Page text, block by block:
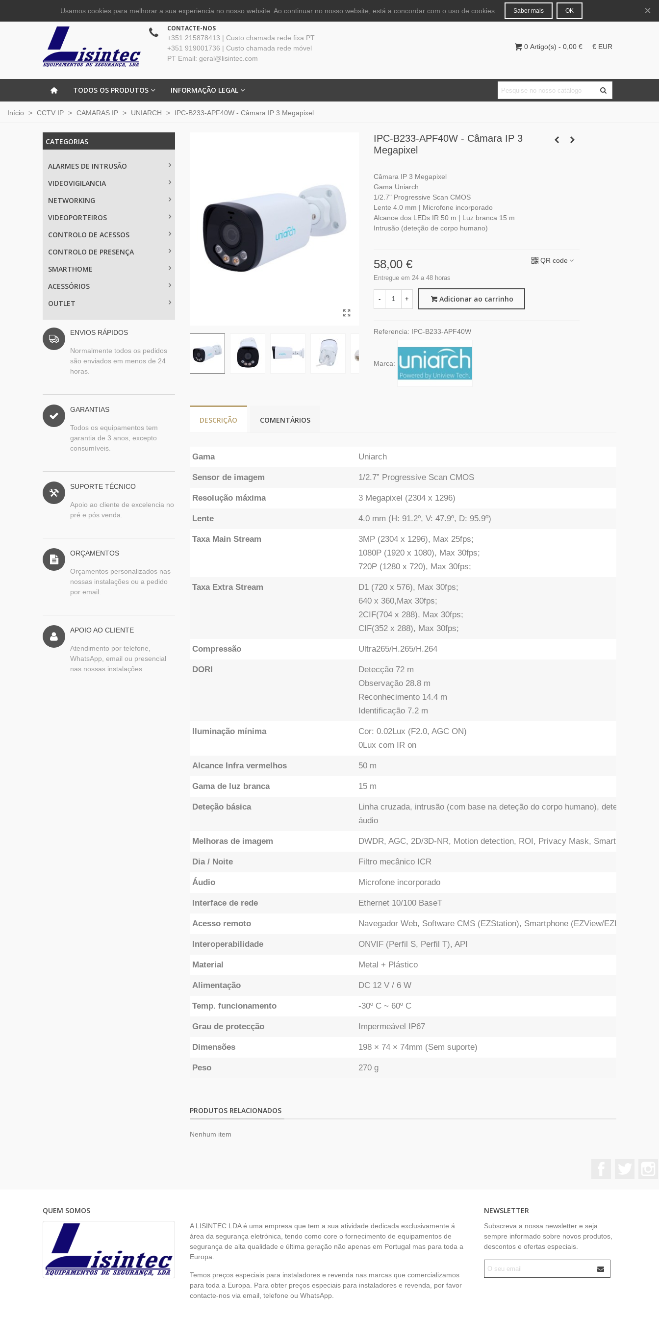
Português
CONTACTE-NOS
+351 215878413 | Custo chamada rede fixa PT
+351 919001736 | Custo chamada rede móvel
PT Email: geral@lisintec.com
0 Artigo(s) - 0,00 € € EUR
TODOS OS PRODUTOS INFORMAÇÃO LEGAL
Início > CCTV IP > CAMARAS IP > UNIARCH > IPC-B233-APF40W - Câmara IP 3 Megapixel
CATEGORIAS
ALARMES DE INTRUSÂO
VIDEOVIGILANCIA
NETWORKING
VIDEOPORTEIROS
CONTROLO DE ACESSOS
CONTROLO DE PRESENÇA
SMARTHOME
ACESSÓRIOS
OUTLET
ENVIOS RÁPIDOS
Normalmente todos os pedidos
são enviados em menos de 24
horas.
GARANTIAS
Todos os equipamentos tem
garantia de 3 anos, excepto
consumíveis.
SUPORTE TÉCNICO
Apoio ao cliente de excelencia no
pré e pós venda.
ORÇAMENTOS
Orçamentos personalizados nas
nossas instalações ou a pedido
por email.
APOIO AO CLIENTE
Atendimento por telefone,
WhatsApp, email ou presencial
nas nossas instalações.
IPC-B233-APF40W - Câmara IP 3
Megapixel
Câmara IP 3 Megapixel
Gama Uniarch
1/2.7" Progressive Scan CMOS
Lente 4.0 mm | Microfone incorporado
Alcance dos LEDs IR 50 m | Luz branca 15 m
Intrusão (deteção de corpo humano)
58,00 €
Entregue em 24 a 48 horas
QR code
- + Adicionar ao carrinho
Referencia: IPC-B233-APF40W
Marca:
DESCRIÇÃO COMENTÁRIOS
Gama Uniarch
Sensor de imagem 1/2.7” Progressive Scan CMOS
Resolução máxima 3 Megapixel (2304 x 1296)
Lente 4.0 mm (H: 91.2º, V: 47.9º, D: 95.9º)
Taxa Main Stream
3MP (2304 x 1296), Max 25fps;
1080P (1920 x 1080), Max 30fps;
720P (1280 x 720), Max 30fps;
Taxa Extra Stream
D1 (720 x 576), Max 30fps;
640 x 360,Max 30fps;
2CIF(704 x 288), Max 30fps;
CIF(352 x 288), Max 30fps;
Compressão Ultra265/H.265/H.264
DORI
Detecção 72 m
Observação 28.8 m
Reconhecimento 14.4 m
Identificação 7.2 m
Iluminação mínima
Cor: 0.02Lux (F2.0, AGC ON)
0Lux com IR on
Alcance Infra vermelhos 50 m
Gama de luz branca 15 m
Deteção básica
Linha cruzada, intrusão (com base na deteção do corpo humano), deteção de
áudio
Melhoras de imagem DWDR, AGC, 2D/3D-NR, Motion detection, ROI, Privacy Mask, Smart IR
Dia / Noite Filtro mecânico ICR
Áudio Microfone incorporado
Interface de rede Ethernet 10/100 BaseT
Acesso remoto Navegador Web, Software CMS (EZStation), Smartphone (EZView/EZLive)
Interoperabilidade ONVIF (Perfil S, Perfil T), API
Material Metal + Plástico
Alimentação DC 12 V / 6 W
Temp. funcionamento -30º C ~ 60º C
Grau de protecção Impermeável IP67
Dimensões 198 × 74 × 74mm (Sem suporte)
Peso 270 g
PRODUTOS RELACIONADOS
Nenhum item
QUEM SOMOS
A LISINTEC LDA é uma empresa que tem a sua atividade dedicada exclusivamente á
área da segurança eletrónica, tendo como core o fornecimento de equipamentos de
segurança de alta qualidade e última geração não apenas em Portugal mas para toda a
Europa.
Temos preços especiais para instaladores e revenda nas marcas que comercializamos
para toda a Europa. Para obter preços especiais para instaladores e revenda, por favor
contacte-nos via email, telefone ou WhatsApp.
NEWSLETTER
Subscreva a nossa newsletter e seja
sempre informado sobre novos produtos,
descontos e ofertas especiais.
Usamos cookies para melhorar a sua experiencia no nosso website. Ao continuar no nosso website, está a concordar com o uso de cookies. Saber mais OK ×